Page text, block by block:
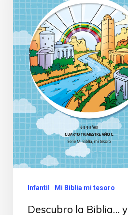
Infantil Mi Biblia mi tesoro
Descubro la Biblia… y